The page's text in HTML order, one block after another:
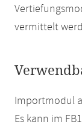
vermittelt
Importmodul
Es kann im